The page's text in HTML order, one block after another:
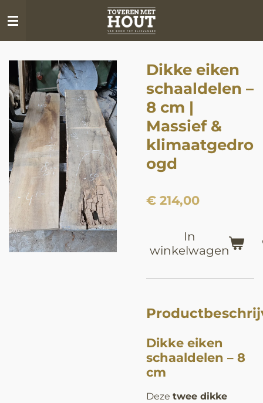
direct
naar
hoofdinhoud
Dikke eiken
schaaldelen –
8 cm |
Massief &
klimaatgedro
ogd
€ 214,00
In
winkelwagen
Dikke eiken
schaaldelen – 8
cm
Deze twee dikke